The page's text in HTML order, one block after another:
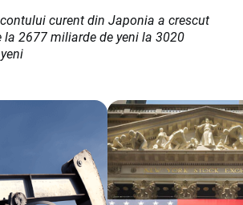
curent din Japonia a crescut
la 2677 miliarde de yeni la 3020